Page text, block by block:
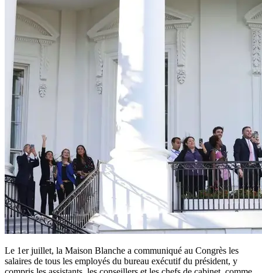
Le 1er juillet, la Maison Blanche a communiqué au Congrès les
salaires de tous les employés du bureau exécutif du président, y